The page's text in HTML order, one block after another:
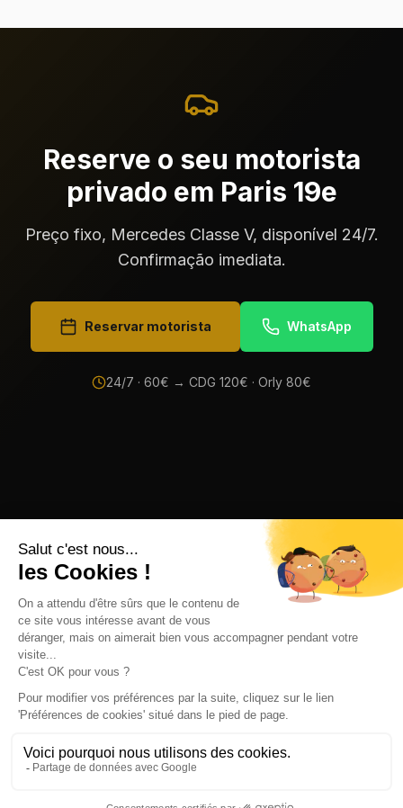
Reserve o seu motorista
privado em Paris 19e
Preço fixo, Mercedes Classe V, disponível 24/7.
Confirmação imediata.
Reservar motorista WhatsApp
24/7 · 60€ → CDG 120€ · Orly 80€